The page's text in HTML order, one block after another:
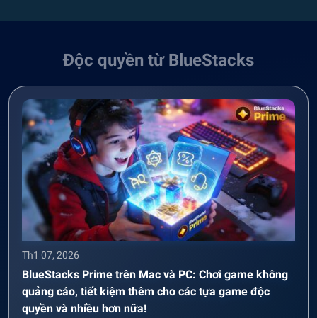
Độc quyền từ BlueStacks
Th1 07, 2026
BlueStacks Prime trên Mac và PC: Chơi game không
quảng cáo, tiết kiệm thêm cho các tựa game độc
quyền và nhiều hơn nữa!